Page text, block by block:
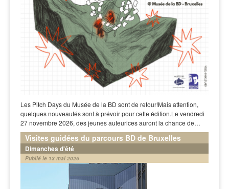
Les Pitch Days du Musée de la BD sont de retour!Mais attention,
quelques nouveautés sont à prévoir pour cette édition.Le vendredi
27 novembre 2026, des jeunes auteurices auront la chance de…
Visites guidées du parcours BD de Bruxelles
Dimanches d'été
Publié le 13 mai 2026